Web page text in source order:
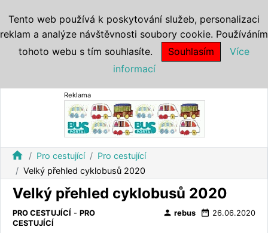
Reklama
home Pro cestující
Pro cestující
Velký přehled cyklobusů 2020
Velký přehled cyklobusů 2020
PRO CESTUJÍCÍ - PRO
CESTUJÍCÍ
person rebus date_range 26.06.2020
Tento web používá k poskytování služeb, personalizaci
reklam a analýze návštěvnosti soubory cookie. Používáním
tohoto webu s tím souhlasíte.
Souhlasím
Více
informací